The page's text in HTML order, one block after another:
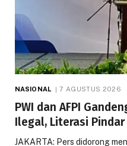
NASIONAL 7 AGUSTUS 2026
PWI dan AFPI
Ilegal, Literasi
JAKARTA: Pers didorong